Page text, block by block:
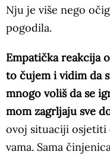
Nju je više nego
pogodila.
Empatička reakcija
to čujem i vidim da
mnogo voliš da se
mom zagrljaju sve
ovoj situaciji osjetiti
vama. Sama